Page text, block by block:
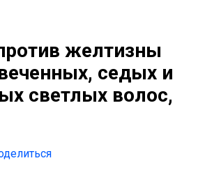
желтизны
седых и
светлых волос,